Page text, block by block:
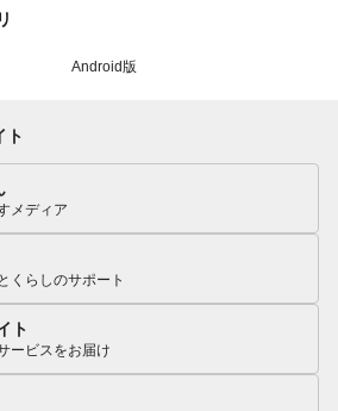
Android版
ト
メディア
くらしのサポート
ト
ービスをお届け